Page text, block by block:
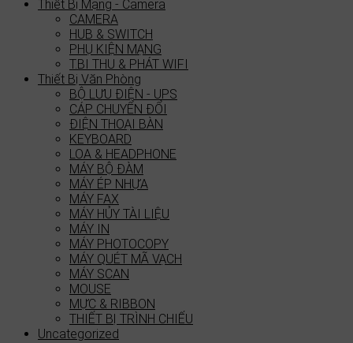
Thiết Bị Mạng - Camera
CAMERA
HUB & SWITCH
PHỤ KIỆN MẠNG
T.BI THU & PHÁT WIFI
Thiết Bị Văn Phòng
BỘ LƯU ĐIỆN - UPS
CÁP CHUYỂN ĐỔI
ĐIỆN THOẠI BÀN
KEYBOARD
LOA & HEADPHONE
MÁY BỘ ĐÀM
MÁY ÉP NHỰA
MÁY FAX
MÁY HỦY TÀI LIỆU
MÁY IN
MÁY PHOTOCOPY
MÁY QUÉT MÃ VẠCH
MÁY SCAN
MOUSE
MỰC & RIBBON
THIẾT BỊ TRÌNH CHIẾU
Uncategorized